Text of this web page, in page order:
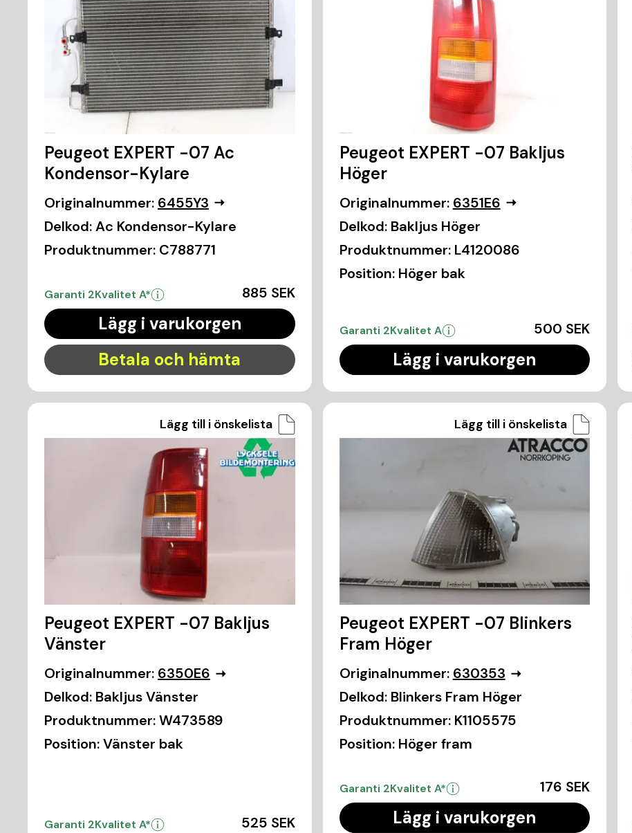
Peugeot EXPERT -07 Ac
Kondensor-Kylare
Originalnummer: 6455Y3
Delkod:Ac Kondensor-Kylare
Produktnummer: C788771
Garanti 2Kvalitet A* 885 SEK
Lägg i varukorgen
Betala och hämta
Peugeot EXPERT -07 Bakljus
Höger
Originalnummer: 6351E6
Delkod: Bakljus Höger
Produktnummer: L4120086
Position: Höger bak
Garanti 2Kvalitet A 500 SEK
Lägg i varukorgen
Lägg till i önskelista
Peugeot EXPERT -07 Bakljus
Vänster
Originalnummer: 6350E6
Delkod: Bakljus Vänster
Produktnummer:W473589
Position:Vänster bak
Garanti 2Kvalitet A* 525 SEK
Lägg till i önskelista
Peugeot EXPERT -07 Blinkers
Fram Höger
Originalnummer: 630353
Delkod: Blinkers Fram Höger
Produktnummer: K1105575
Position: Höger fram
Garanti 2Kvalitet A* 176 SEK
Lägg i varukorgen